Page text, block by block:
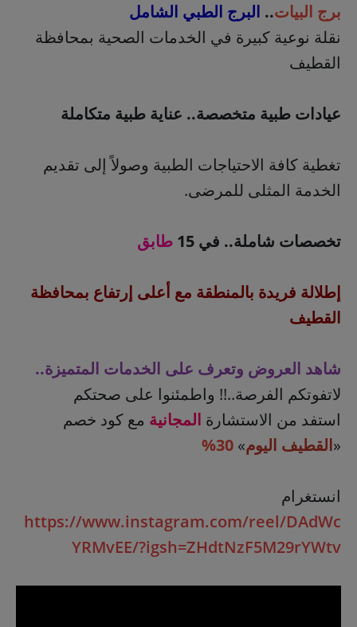
برج البيات.. البرج الطبي الشامل
نقلة نوعية كبيرة في الخدمات الصحية بمحافظة
القطيف
عيادات طبية متخصصة.. عناية طبية متكاملة
تغطية كافة الاحتياجات الطبية وصولاً إلى تقديم
الخدمة المثلى للمرضى.
تخصصات شاملة.. في 15 طابق
إطلالة فريدة بالمنطقة مع أعلى إرتفاع بمحافظة
القطيف
شاهد العروض وتعرف على الخدمات المتميزة..
لاتفوتكم الفرصة..!! واطمئنوا على صحتكم
استفد من الاستشارة المجانية مع كود خصم
«القطيف اليوم»
30%
انستغرام
https://www.instagram.com/reel/DAdWc
YRMvEE/?igsh=ZHdtNzF5M29rYWtv